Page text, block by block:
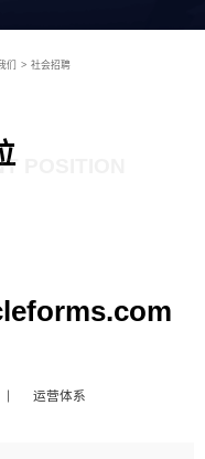
们 > 社会招聘
POSITION
运营体系